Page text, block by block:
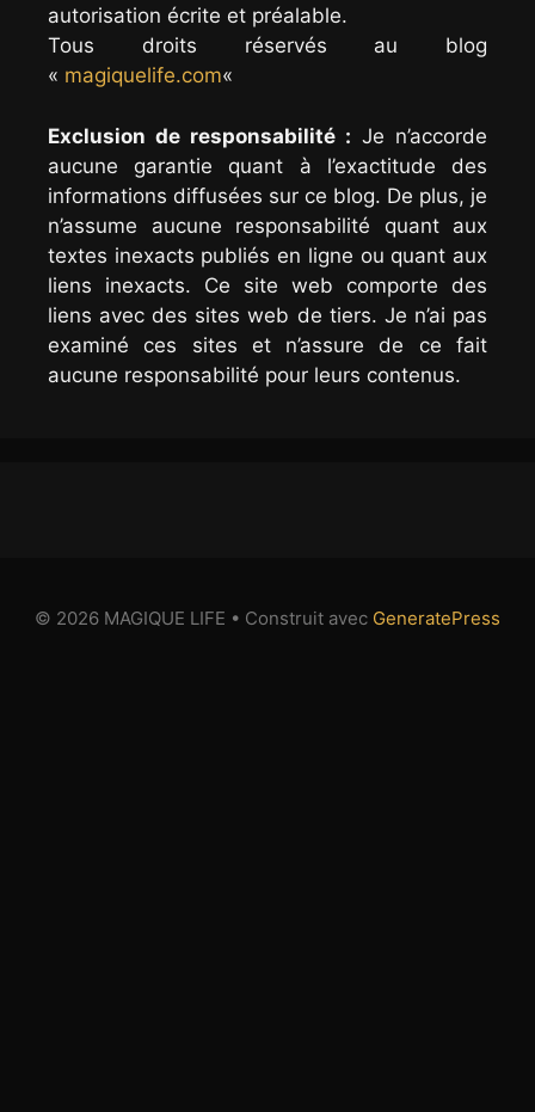
autorisation écrite et préalable.
Tous droits réservés au blog
« magiquelife.com«
Exclusion de responsabilité : Je n’accorde
aucune garantie quant à l’exactitude des
informations diffusées sur ce blog. De plus, je
n’assume aucune responsabilité quant aux
textes inexacts publiés en ligne ou quant aux
liens inexacts. Ce site web comporte des
liens avec des sites web de tiers. Je n’ai pas
examiné ces sites et n’assure de ce fait
aucune responsabilité pour leurs contenus.
© 2026 MAGIQUE LIFE • Construit avec GeneratePress